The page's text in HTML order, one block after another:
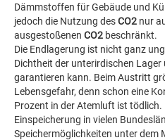
Dämmstoffen für Gebäude und
jedoch die Nutzung desCO2 nur
ausgestoßenen CO2 beschränkt.
Die Endlagerung ist nicht ganz
Dichtheit der unterirdischen
garantieren kann. Beim Austritt
Lebensgefahr, denn schon eine
Prozent in der Atemluft ist tödlich.
Einspeicherung in vielen
Speichermöglichkeiten unter dem